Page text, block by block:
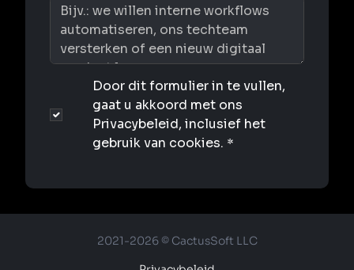
2021-2026 © CactusSoft LLC